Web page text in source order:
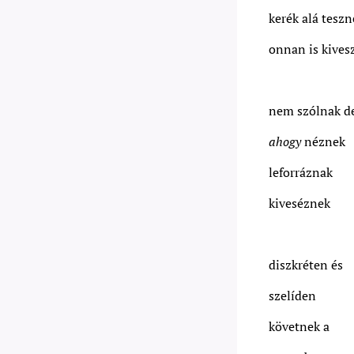
kerék alá
onnan is
nem szólnak
ahogynéznek
leforráznak
kiveséznek
diszkréten és
szelíden
követnek a